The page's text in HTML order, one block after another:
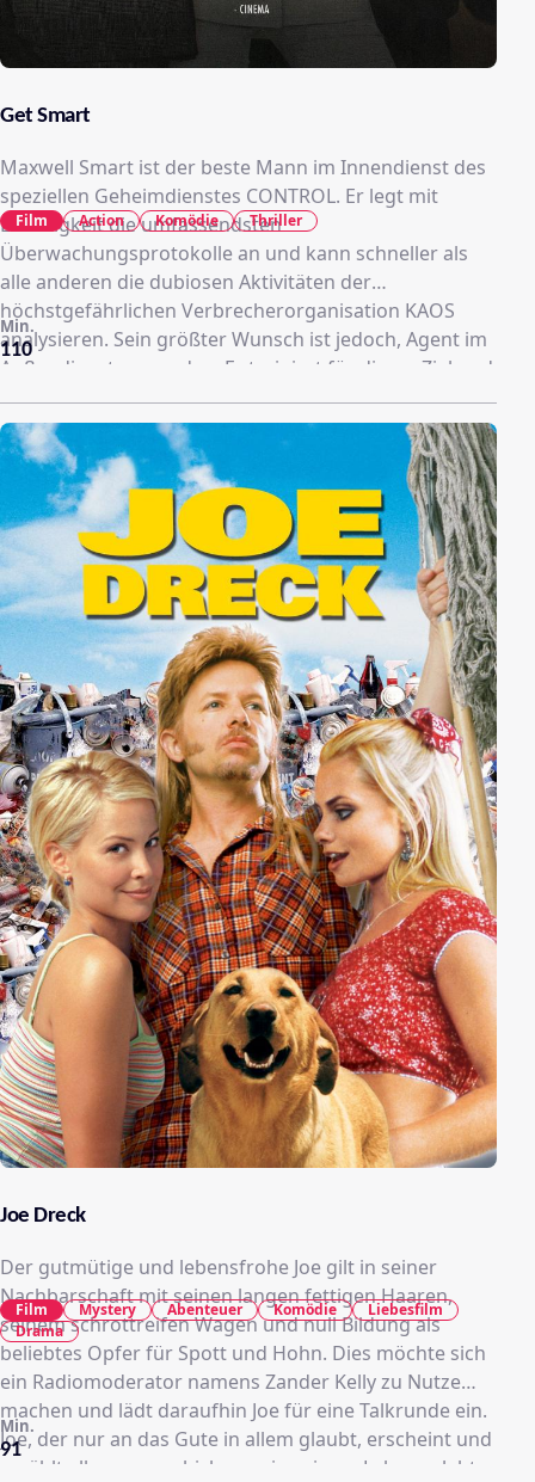
Get Smart
Maxwell Smart ist der beste Mann im Innendienst des
speziellen Geheimdienstes CONTROL. Er legt mit
Leichtigkeit die umfassendsten
Überwachungsprotokolle an und kann schneller als
alle anderen die dubiosen Aktivitäten der
höchstgefährlichen Verbrecherorganisation KAOS
analysieren. Sein größter Wunsch ist jedoch, Agent im
Außendienst zu werden. Er trainiert für dieses Ziel und
besteht alle Tests hervorragend, aber dennoch sträubt
sich der Chef, der nicht auf Smarts Fähigkeiten im
Innendienst verzichten will.
110
Min.
Film Action Komödie Thriller
Joe Dreck
Der gutmütige und lebensfrohe Joe gilt in seiner
Nachbarschaft mit seinen langen fettigen Haaren,
seinem schrottreifen Wagen und null Bildung als
beliebtes Opfer für Spott und Hohn. Dies möchte sich
ein Radiomoderator namens Zander Kelly zu Nutze
machen und lädt daraufhin Joe für eine Talkrunde ein.
Joe, der nur an das Gute in allem glaubt, erscheint und
erzählt alles, was er bisher so in seinem Leben erlebt
91
Min.
Film Mystery Abenteuer Komödie
Liebesfilm
Drama